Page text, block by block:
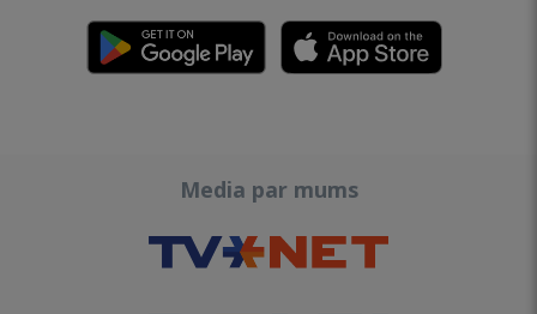
Media par mums